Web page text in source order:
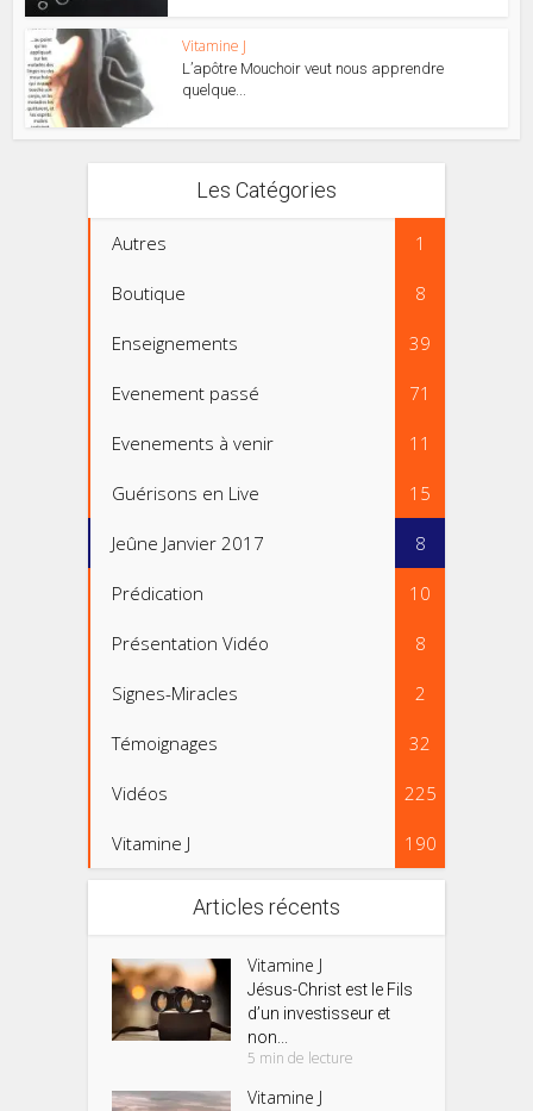
Vitamine J
L’apôtre Mouchoir veut nous apprendre
quelque...
Les Catégories
Autres 1
Boutique 8
Enseignements 39
Evenement passé 71
Evenements à venir 11
Guérisons en Live 15
Jeûne Janvier 2017 8
Prédication 10
Présentation Vidéo 8
Signes-Miracles 2
Témoignages 32
Vidéos 225
Vitamine J 190
Articles récents
Vitamine J
Jésus-Christ est le Fils
d’un investisseur et
non...
5 min de lecture
Vitamine J